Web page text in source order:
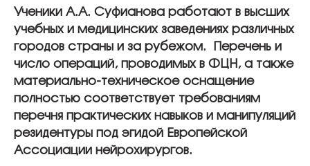
Ученики А.А. Суфианова работают в высших
учебных и медицинских заведениях различных
городов страны и за рубежом. Перечень и
число операций, проводимых в ФЦН, а также
материально-техническое оснащение
полностью соответствует требованиям
перечня практических навыков и манипуляций
резидентуры под эгидой Европейской
Ассоциации нейрохирургов.